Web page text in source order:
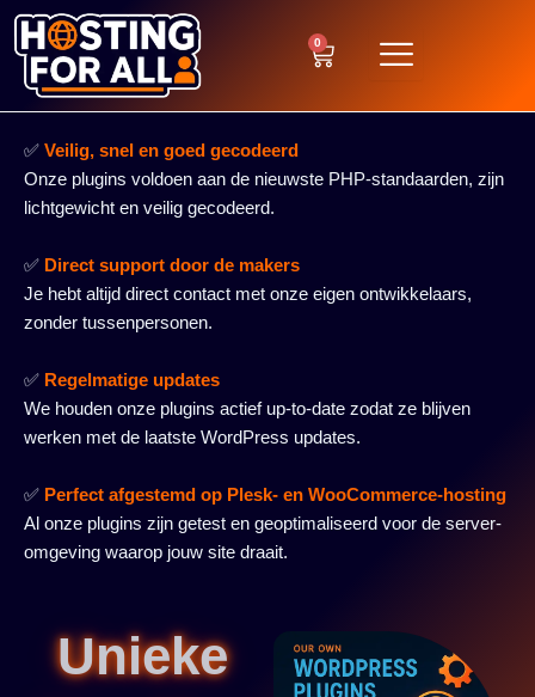
Ga
naar
inhoud
0
Winkelwagen
Unieke
✅ Veilig, snel en goed gecodeerd
Onze plugins voldoen aan de nieuwste PHP-standaarden, zijn
lichtgewicht en veilig gecodeerd.
✅ Direct support door de makers
Je hebt altijd direct contact met onze eigen ontwikkelaars,
zonder tussenpersonen.
✅ Regelmatige updates
We houden onze plugins actief up-to-date zodat ze blijven
werken met de laatste WordPress updates.
✅ Perfect afgestemd op Plesk- en WooCommerce-hosting
Al onze plugins zijn getest en geoptimaliseerd voor de server-
omgeving waarop jouw site draait.